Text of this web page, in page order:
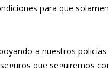
para que
a nuestros
que seguiremos